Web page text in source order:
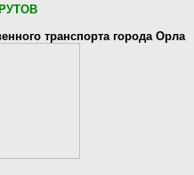
транспорта города Орла